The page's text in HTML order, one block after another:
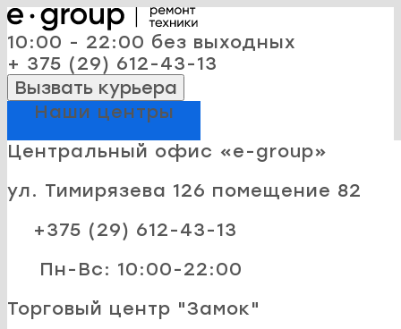
10:00 - 22:00 без выходных
+ 375 (29) 612-43-13
Вызвать курьера
Наши центры
Центральный офис «e-group»
ул. Тимирязева 126 помещение 82
+375 (29) 612-43-13
Пн-Вс: 10:00-22:00
Торговый центр "Замок"